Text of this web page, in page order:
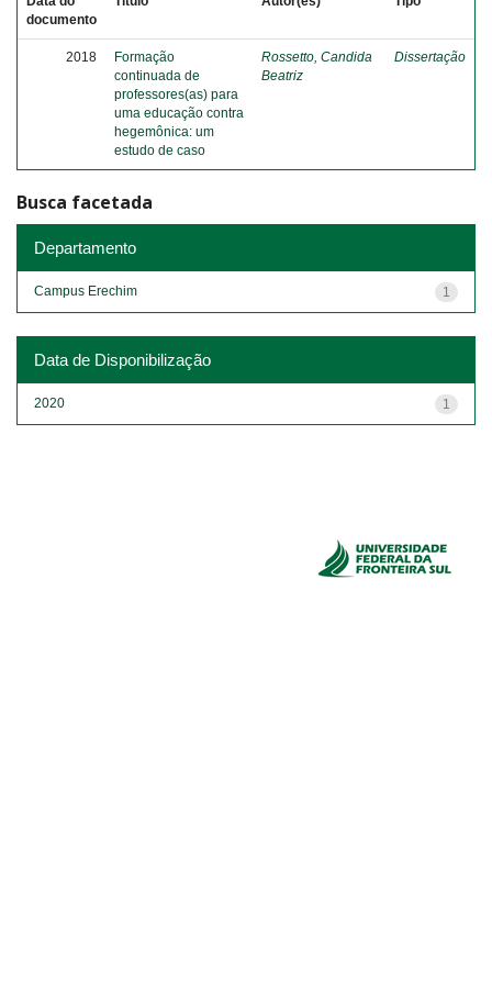
documento
2018
Formação
continuada de
professores(as) para
uma educação contra
hegemônica: um
estudo de caso
Rossetto, Candida
Beatriz
Dissertação
Busca facetada
Departamento
1
Campus Erechim
Data de Disponibilização
1
2020